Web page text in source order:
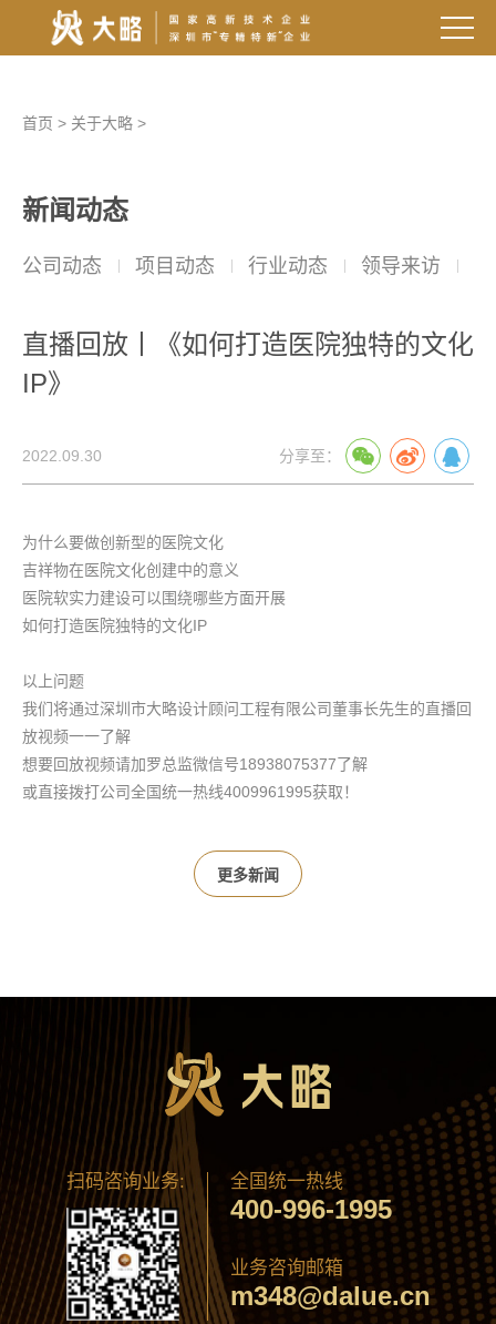
首页 > 关于大略 >
新闻动态
公司动态 项目动态 行业动态 领导来访
直播回放丨《如何打造医院独特的文化
IP》
2022.09.30 分享至：
为什么要做创新型的医院文化
吉祥物在医院文化创建中的意义
医院软实力建设可以围绕哪些方面开展
如何打造医院独特的文化IP
以上问题
我们将通过深圳市大略设计顾问工程有限公司董事长先生的直播回
放视频一一了解
想要回放视频请加罗总监微信号18938075377了解
或直接拨打公司全国统一热线4009961995获取！
更多新闻
扫码咨询业务: 全国统一热线
400-996-1995
业务咨询邮箱
m348@dalue.cn